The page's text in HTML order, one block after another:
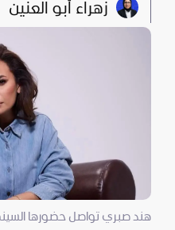
زهراء أبو العنين
هند صبري تواصل حضورها